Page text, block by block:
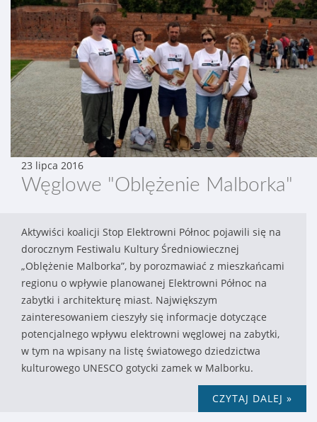
23 lipca 2016
Węglowe "Oblężenie Malborka"
Aktywiści koalicji Stop Elektrowni Północ pojawili się na
dorocznym Festiwalu Kultury Średniowiecznej
„Oblężenie Malborka”, by porozmawiać z mieszkańcami
regionu o wpływie planowanej Elektrowni Północ na
zabytki i architekturę miast. Największym
zainteresowaniem cieszyły się informacje dotyczące
potencjalnego wpływu elektrowni węglowej na zabytki,
w tym na wpisany na listę światowego dziedzictwa
kulturowego UNESCO gotycki zamek w Malborku.
CZYTAJ DALEJ »